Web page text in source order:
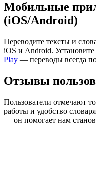
Мобильные
(iOS/Android)
Переводите тексты и
iOS и Android.
Play — переводы всегда
Отзывы
Пользователи отмечают
работы и удобство
— он помогает нам